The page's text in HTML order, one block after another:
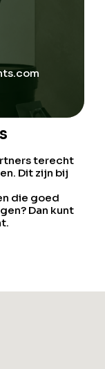
terecht
Dit zijn bij
die goed
Dan kunt